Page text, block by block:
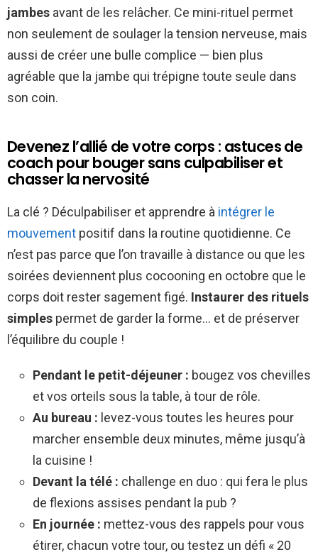
jambes avant de les relâcher. Ce mini-rituel permet
non seulement de soulager la tension nerveuse, mais
aussi de créer une bulle complice — bien plus
agréable que la jambe qui trépigne toute seule dans
son coin.
Devenez l’allié de votre corps : astuces de
coach pour bouger sans culpabiliser et
chasser la nervosité
La clé ? Déculpabiliser et apprendre à intégrer le
mouvement positif dans la routine quotidienne. Ce
n’est pas parce que l’on travaille à distance ou que les
soirées deviennent plus cocooning en octobre que le
corps doit rester sagement figé. Instaurer des rituels
simples permet de garder la forme… et de préserver
l’équilibre du couple !
Pendant le petit-déjeuner : bougez vos chevilles
et vos orteils sous la table, à tour de rôle.
Au bureau : levez-vous toutes les heures pour
marcher ensemble deux minutes, même jusqu’à
la cuisine !
Devant la télé : challenge en duo : qui fera le plus
de flexions assises pendant la pub ?
En journée : mettez-vous des rappels pour vous
étirer, chacun votre tour, ou testez un défi « 20